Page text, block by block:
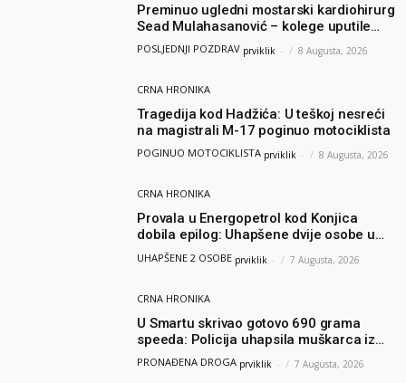
Preminuo ugledni mostarski kardiohirurg
Sead Mulahasanović – kolege uputile
emotivnu oproštajnu poruku
POSLJEDNJI POZDRAV prviklik - 8 Augusta, 2026
CRNA HRONIKA
Tragedija kod Hadžića: U teškoj nesreći
na magistrali M-17 poginuo motociklista
POGINUO MOTOCIKLISTA prviklik - 8 Augusta, 2026
CRNA HRONIKA
Provala u Energopetrol kod Konjica
dobila epilog: Uhapšene dvije osobe u
Čapljini i Jablanici
UHAPŠENE 2 OSOBE prviklik - 7 Augusta, 2026
CRNA HRONIKA
U Smartu skrivao gotovo 690 grama
speeda: Policija uhapsila muškarca iz
Hercegovine
PRONAĐENA DROGA prviklik - 7 Augusta, 2026